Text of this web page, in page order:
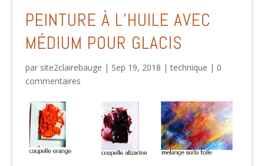
PEINTURE À L’HUILE AVEC
MÉDIUM POUR GLACIS
par site2clairebauge | Sep 19, 2018 |technique | 0
commentaires